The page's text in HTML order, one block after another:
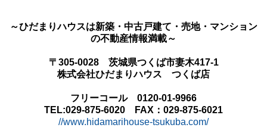
～ひだまりハウスは新築・中古戸建て・売地・マンション
の不動産情報満載～
〒305-0028 茨城県つくば市妻木417-1
株式会社ひだまりハウス つくば店
フリーコール 0120-01-9966
TEL:029-875-6020 FAX：029-875-6021
//www.hidamarihouse-tsukuba.com/